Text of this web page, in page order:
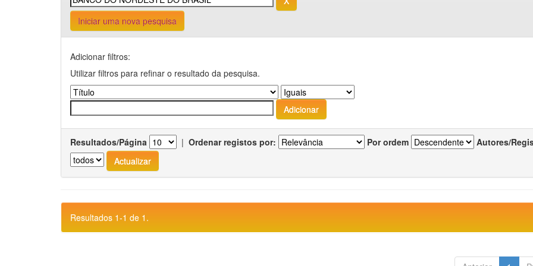
Iniciar uma nova pesquisa
Adicionar filtros:
Utilizar filtros para refinar o resultado da pesquisa.
Resultados/Página | Ordenar registos por: Por ordem Autores/
Resultados 1-1 de 1.